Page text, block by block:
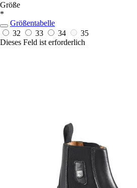
Größe
*
Größentabelle
32
33 34
35
Dieses Feld ist erforderlich